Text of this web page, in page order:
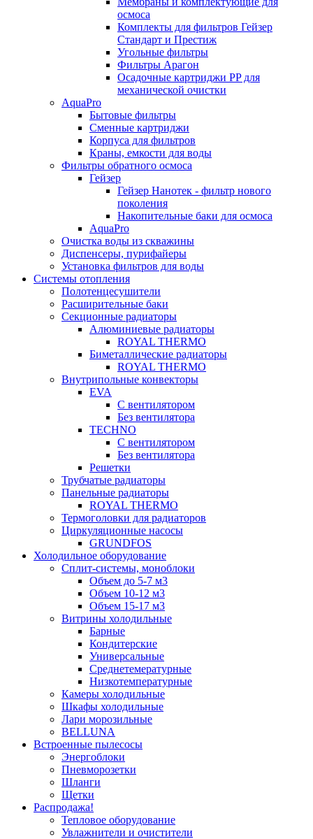
осмоса
Комплекты для фильтров Гейзер
Стандарт и Престиж
Угольные фильтры
Фильтры Арагон
Осадочные картриджи PP для
механической очистки
AquaPro
Бытовые фильтры
Сменные картриджи
Корпуса для фильтров
Краны, емкости для воды
Фильтры обратного осмоса
Гейзер
Гейзер Нанотек - фильтр нового
поколения
Накопительные баки для осмоса
AquaPro
Очистка воды из скважины
Диспенсеры, пурифайеры
Установка фильтров для воды
Системы отопления
Полотенцесушители
Расширительные баки
Секционные радиаторы
Алюминиевые радиаторы
ROYAL THERMO
Биметаллические радиаторы
ROYAL THERMO
Внутрипольные конвекторы
EVA
С вентилятором
Без вентилятора
TECHNO
С вентилятором
Без вентилятора
Решетки
Трубчатые радиаторы
Панельные радиаторы
ROYAL THERMO
Термоголовки для радиаторов
Циркуляционные насосы
GRUNDFOS
Холодильное оборудование
Сплит-системы, моноблоки
Объем до 5-7 м3
Объем 10-12 м3
Объем 15-17 м3
Витрины холодильные
Барные
Кондитерские
Универсальные
Среднетемературные
Низкотемпературные
Камеры холодильные
Шкафы холодильные
Лари морозильные
BELLUNA
Встроенные пылесосы
Энергоблоки
Пневморозетки
Шланги
Щетки
Распродажа!
Тепловое оборудование
Увлажнители и очистители